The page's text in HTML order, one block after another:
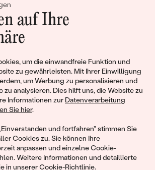
auf Ihre
um die einwandfreie Funktion und
zu gewährleisten. Mit Ihrer Einwilligung
um Werbung zu personalisieren und
zu analysieren. Dies hilft uns, die Website zu
Informationen zur Datenverarbeitung
Sie hier.
und fortfahren" stimmen Sie
Cookies zu. Sie können Ihre
anpassen und einzelne Cookie-
Weitere Informationen und detaillierte
in unsererCookie-Richtlinie.
erschaffen wir
von Schönheit und